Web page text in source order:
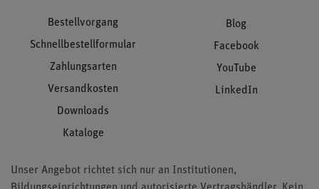
Bestellvorgang
Schnellbestellformular
Zahlungsarten
Versandkosten
Downloads
Kataloge
Blog
Facebook
YouTube
LinkedIn
Unser Angebot richtet sich nur an Institutionen,